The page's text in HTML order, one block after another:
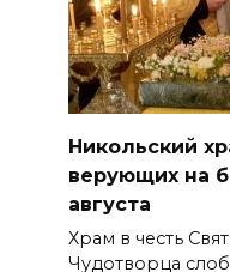
Никольский
верующих на
августа
Храм в честь
Чудотворца